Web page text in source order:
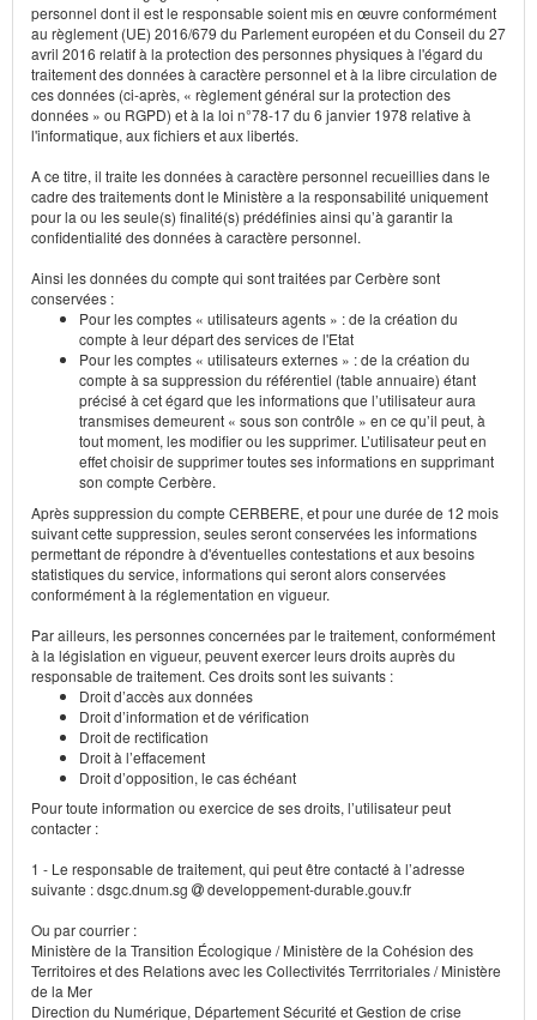
personnel dont il est le responsable soient mis en œuvre conformément
au règlement (UE) 2016/679 du Parlement européen et du Conseil du 27
avril 2016 relatif à la protection des personnes physiques à l'égard du
traitement des données à caractère personnel et à la libre circulation de
ces données (ci-après, « règlement général sur la protection des
données » ou RGPD) et à la loi n°78-17 du 6 janvier 1978 relative à
l'informatique, aux fichiers et aux libertés.
A ce titre, il traite les données à caractère personnel recueillies dans le
cadre des traitements dont le Ministère a la responsabilité uniquement
pour la ou les seule(s) finalité(s) prédéfinies ainsi qu’à garantir la
confidentialité des données à caractère personnel.
Ainsi les données du compte qui sont traitées par Cerbère sont
conservées :
Pour les comptes « utilisateurs agents » : de la création du
compte à leur départ des services de l'Etat
Pour les comptes « utilisateurs externes » : de la création du
compte à sa suppression du référentiel (table annuaire) étant
précisé à cet égard que les informations que l’utilisateur aura
transmises demeurent « sous son contrôle » en ce qu’il peut, à
tout moment, les modifier ou les supprimer. L’utilisateur peut en
effet choisir de supprimer toutes ses informations en supprimant
son compte Cerbère.
Après suppression du compte CERBERE, et pour une durée de 12 mois
suivant cette suppression, seules seront conservées les informations
permettant de répondre à d'éventuelles contestations et aux besoins
statistiques du service, informations qui seront alors conservées
conformément à la réglementation en vigueur.
Par ailleurs, les personnes concernées par le traitement, conformément
à la législation en vigueur, peuvent exercer leurs droits auprès du
responsable de traitement. Ces droits sont les suivants :
Droit d’accès aux données
Droit d’information et de vérification
Droit de rectification
Droit à l’effacement
Droit d’opposition, le cas échéant
Pour toute information ou exercice de ses droits, l’utilisateur peut
contacter :
1 - Le responsable de traitement, qui peut être contacté à l’adresse
suivante : dsgc.dnum.sg
developpement-durable.gouv.fr
Ou par courrier :
Ministère de la Transition Écologique / Ministère de la Cohésion des
Territoires et des Relations avec les Collectivités Terrritoriales / Ministère
de la Mer
Direction du Numérique, Département Sécurité et Gestion de crise